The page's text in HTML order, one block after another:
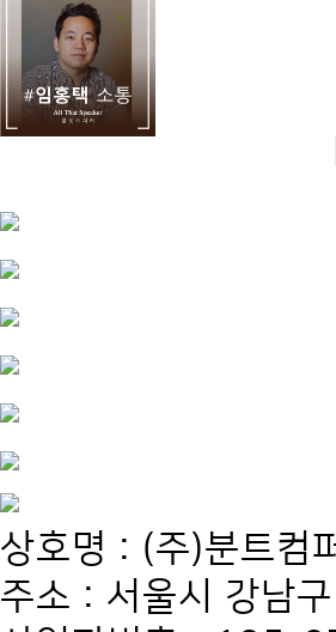
상호명 : (주)분트컴
주소 : 서울시 강남